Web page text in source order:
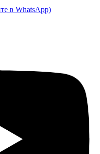
в WhatsApp)